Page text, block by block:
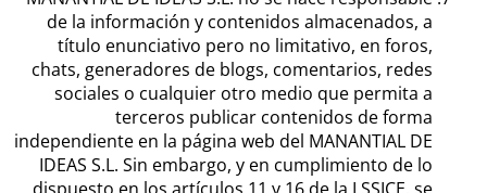
de la información y contenidos almacenados, a
título enunciativo pero no limitativo, en foros,
chats, generadores de blogs, comentarios, redes
sociales o cualquier otro medio que permita a
terceros publicar contenidos de forma
independiente en la página web del MANANTIAL DE
IDEAS S.L. Sin embargo, y en cumplimiento de lo